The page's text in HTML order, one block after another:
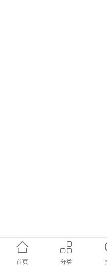

首页

分类